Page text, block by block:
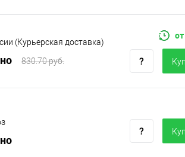
(Курьерская доставка)
830.70 руб.